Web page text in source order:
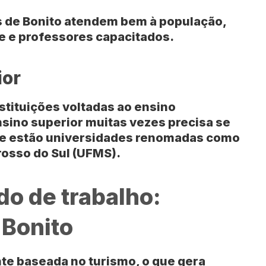
de Bonito atendem bem à população,
e professores capacitados.
voltadas ao ensino
superior muitas vezes precisa se
estão universidades renomadas como
do Sul (UFMS).
de trabalho:
baseada no turismo, o que gera